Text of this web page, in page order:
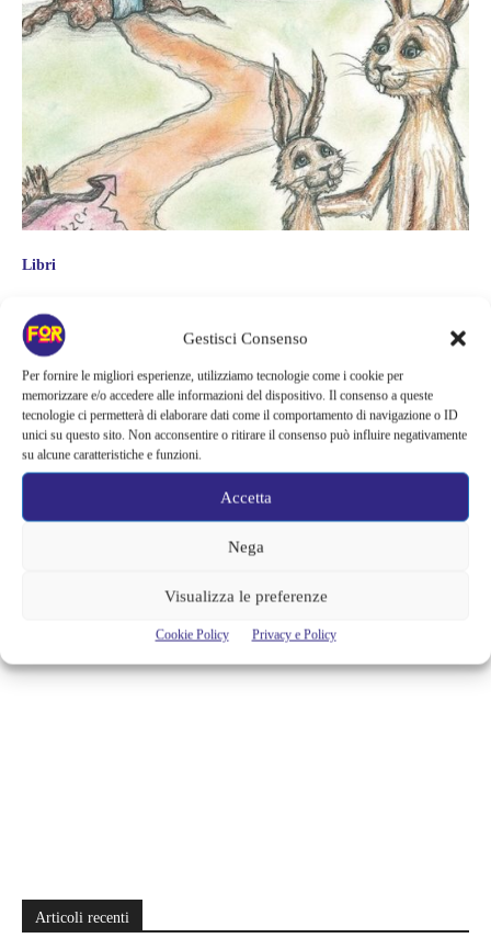
Gestisci Consenso
Per fornire le migliori esperienze, utilizziamo tecnologie come i cookie per
memorizzare e/o accedere alle informazioni del dispositivo. Il consenso a queste
tecnologie ci permetterà di elaborare dati come il comportamento di navigazione o ID
unici su questo sito. Non acconsentire o ritirare il consenso può influire negativamente
su alcune caratteristiche e funzioni.
Accetta
Nega
Visualizza le preferenze
Cookie Policy Privacy e Policy
Libri
ARRIVA CAMILLO, IL LIBRO DEL
CONIGLIO CHE FA
ADDORMENTARE I BAMBINI… E
GLI ADULTI?!
In questi giorni c’è un libro più di tutti che sta facendo parlare di se, si
intitola “Il coniglio che voleva addormentarsi”, si tratta di un vero e
proprio manuale in 26 pagine che promette di far addormentare i
Articoli recenti